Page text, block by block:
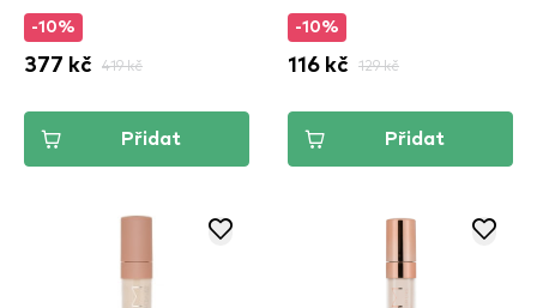
-10%
377 kč 419 kč
Přidat
-10%
116 kč 129 kč
Přidat